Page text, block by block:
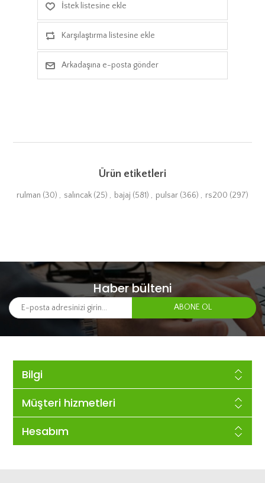
İstek listesine ekle
Karşılaştırma listesine ekle
Arkadaşına e-posta gönder
Ürün etiketleri
rulman (30) , salıncak (25) , bajaj (581) , pulsar (366) , rs200 (297)
Haber bülteni
Bilgi
Müşteri hizmetleri
Hesabım